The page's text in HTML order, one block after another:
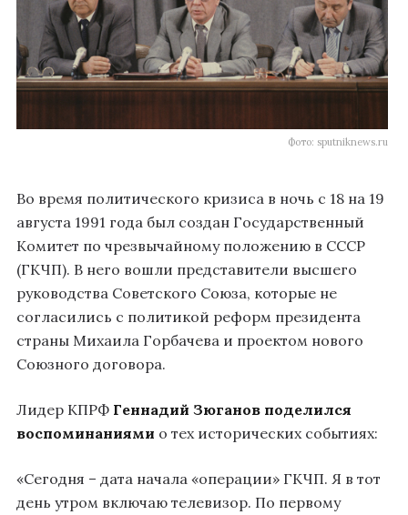
Фото: sputniknews.ru
Во время политического кризиса в ночь с 18 на 19
августа 1991 года был создан Государственный
Комитет по чрезвычайному положению в СССР
(ГКЧП). В него вошли представители высшего
руководства Советского Союза, которые не
согласились с политикой реформ президента
страны Михаила Горбачева и проектом нового
Союзного договора.
Лидер КПРФ Геннадий Зюганов поделился
воспоминаниями о тех исторических событиях:
«Сегодня – дата начала «операции» ГКЧП. Я в тот
день утром включаю телевизор. По первому